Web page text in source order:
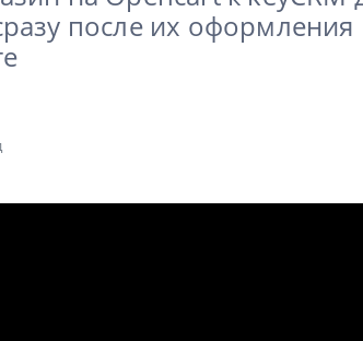
после их оформления